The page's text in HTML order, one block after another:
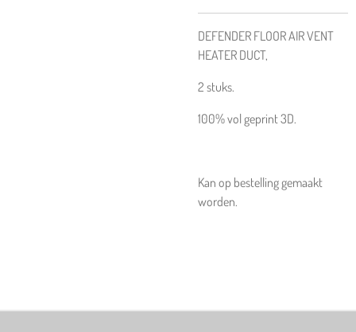
DEFENDER FLOOR AIR VENT
HEATER DUCT,
2 stuks.
100% vol geprint 3D.
Kan op bestelling gemaakt
worden.